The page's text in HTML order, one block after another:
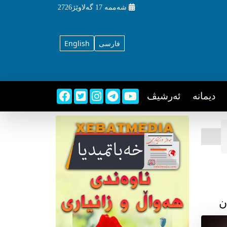
شه‌ممه‌ 17 گه‌لاوێژ2726
English فارسی
دیمانه ئه‌رشیڤ